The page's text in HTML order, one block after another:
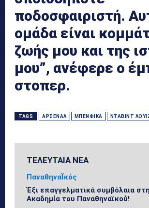
ποδοσφαιριστή.
ομάδα είναι
ζωής μου και της
μου”, ανέφερε ο
στοπερ.
TAGS ΆΡΣΕΝΑΛ ΜΠΕΝΦΊΚΑ ΝΤΑΒΊΝΤ
ΤΕΛΕΥΤΑΙΑ ΝΕΑ
ΠαναθηναΪκός
Έξι επαγγελματικά συμβόλαια
Ακαδημία του Παναθηναϊκού!